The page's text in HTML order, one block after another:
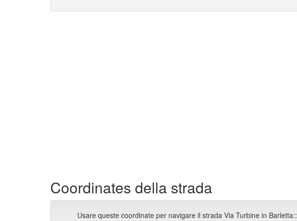
Coordinates della strada
Usare queste coordinate per navigare il strada Via Turbine in Barletta::